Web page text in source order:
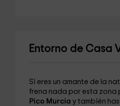
Entorno de Casa
Si eres un amante de la
frena nada por esta zona
Pico Murcia y también